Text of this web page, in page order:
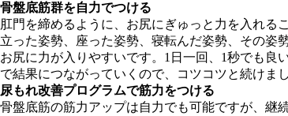
骨盤底筋群を自力でつける
肛門を締めるように、お尻にぎゅっと力を入れる
立った姿勢、座った姿勢、寝転んだ姿勢、その姿
お尻に力が入りやすいです。1日一回、1秒でも良
で結果につながっていくので、コツコツと続けまし
尿もれ改善プログラムで筋力をつける
骨盤底筋の筋力アップは自力でも可能ですが、継